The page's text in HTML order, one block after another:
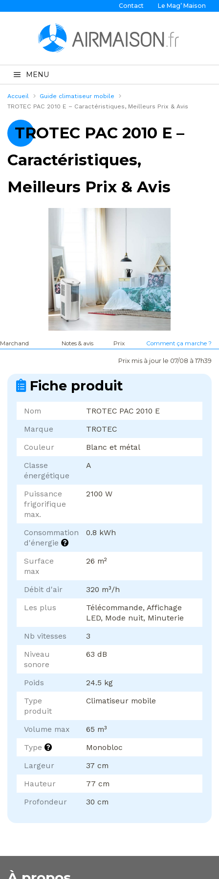
Contact Le Mag’ Maison
MENU
Accueil
Guide climatiseur mobile
TROTEC PAC 2010 E – Caractéristiques, Meilleurs Prix & Avis
TROTEC PAC 2010 E –
Caractéristiques,
Meilleurs Prix & Avis
Marchand Notes & avis Prix Comment ça marche ?
Prix mis à jour le 07/08 à 17h39
Fiche produit
Nom
TROTEC PAC 2010 E
Marque
TROTEC
Couleur
Blanc et métal
Classe
énergétique
A
Puissance
frigorifique
max.
2100 W
Consommation
d'énergie
0.8 kWh
Surface
max
26 m²
Débit d'air
320 m³/h
Les plus
Télécommande, Affichage
LED, Mode nuit, Minuterie
Nb vitesses
3
Niveau
sonore
63 dB
Poids
24.5 kg
Type
produit
Climatiseur mobile
Volume max
65 m³
Type
Monobloc
Largeur
37 cm
Hauteur
77 cm
Profondeur
30 cm